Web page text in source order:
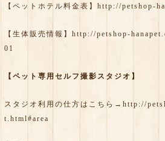
【ペットホテル料金表】 http://petshop-
【生体販売情報】 http://petshop-
01
【ペット専用セルフ撮影スタジオ】
スタジオ利用の仕方はこちら→ http://
t.html#area